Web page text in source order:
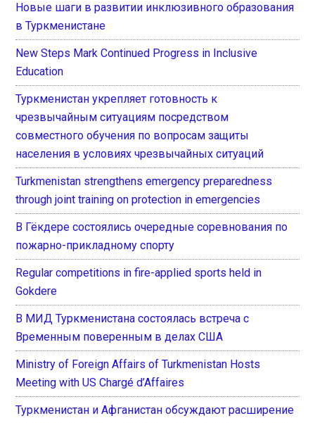
Новые шаги в развитии инклюзивного образования
в Туркменистане
New Steps Mark Continued Progress in Inclusive
Education
Туркменистан укрепляет готовность к
чрезвычайным ситуациям посредством
совместного обучения по вопросам защиты
населения в условиях чрезвычайных ситуаций
Turkmenistan strengthens emergency preparedness
through joint training on protection in emergencies
В Гёкдере состоялись очередные соревнования по
пожарно-прикладному спорту
Regular competitions in fire-applied sports held in
Gokdere
В МИД Туркменистана состоялась встреча с
Временным поверенным в делах США
Ministry of Foreign Affairs of Turkmenistan Hosts
Meeting with US Chargé d’Affaires
Туркменистан и Афганистан обсуждают расширение